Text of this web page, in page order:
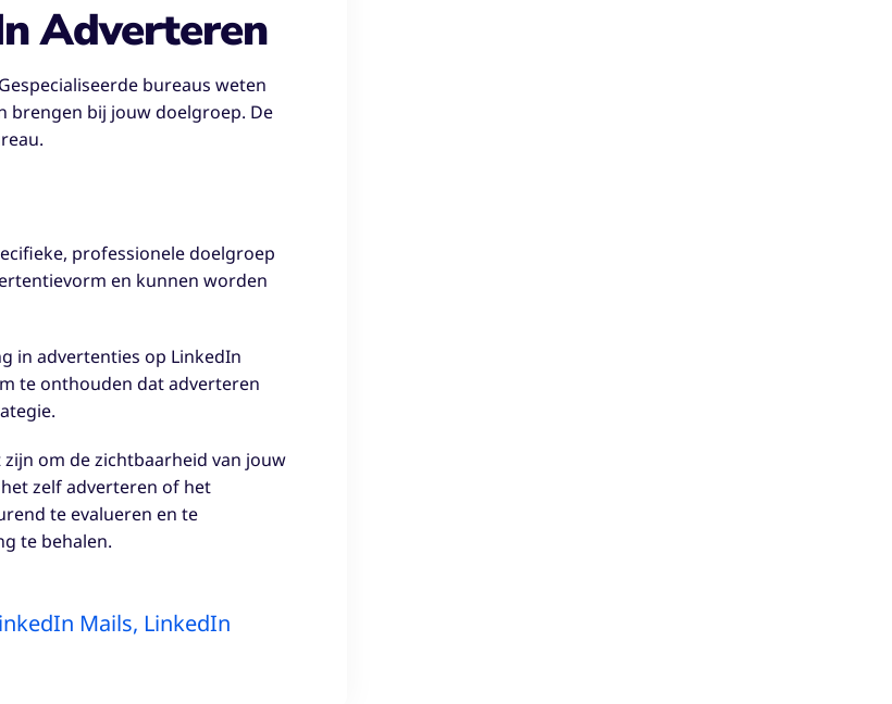
Adverteren
bureaus weten
brengen bij jouw doelgroep. De
professionele doelgroep
en kunnen worden
in advertenties op LinkedIn
te onthouden dat adverteren
om de zichtbaarheid van jouw
zelf adverteren of het
te evalueren en te
te behalen.
Mails, LinkedIn